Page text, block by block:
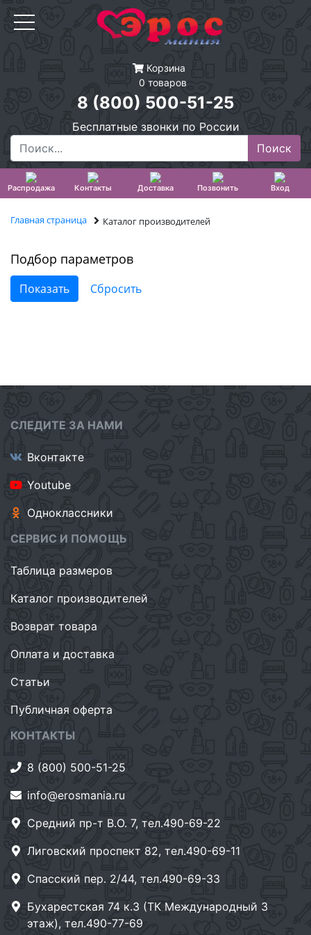
Корзина
0 товаров
8 (800) 500-51-25
Бесплатные звонки по России
Распродажа Контакты Доставка Позвонить Вход
Главная страница Каталог производителей
Подбор параметров
СЛЕДИТЕ ЗА НАМИ
Вконтакте
Youtube
Одноклассники
СЕРВИС И ПОМОЩЬ
Таблица размеров
Каталог производителей
Возврат товара
Оплата и доставка
Статьи
Публичная оферта
КОНТАКТЫ
8 (800) 500-51-25
info@erosmania.ru
Средний пр-т В.О. 7, тел.490-69-22
Лиговский проспект 82, тел.490-69-11
Спасский пер. 2/44, тел.490-69-33
Бухарестская 74 к.3 (ТК Международный 3
этаж), тел.490-77-69